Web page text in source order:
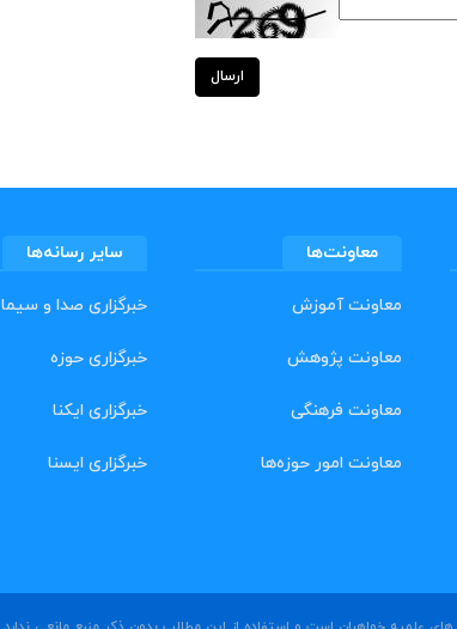
ارسال
معاونت‌ها
معاونت آموزش
معاونت پژوهش
معاونت فرهنگی
معاونت امور حوزه‌ها
سایر رسانه‌ها
خبرگزاری صدا و سیما
خبرگزاری حوزه
خبرگزاری ایکنا
خبرگزاری ایسنا